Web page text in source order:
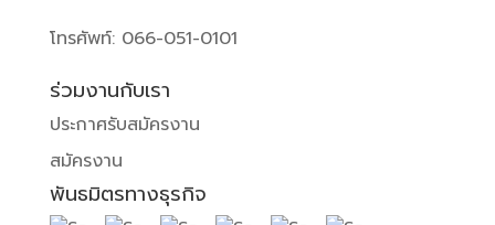
โทรศัพท์: 066-051-0101
ร่วมงานกับเรา
ประกาศรับสมัครงาน
สมัครงาน
พันธมิตรทางธุรกิจ